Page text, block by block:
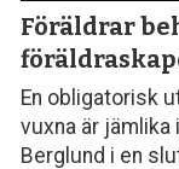
Föräldrar
En obligatorisk
vuxna är
Berglund i en